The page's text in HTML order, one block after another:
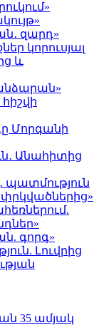
զարդ»
կորուսյալ
և
Մորգանի
Անահիտից
պատմություն
գորգ»
Լուվրից
35 ամյակ